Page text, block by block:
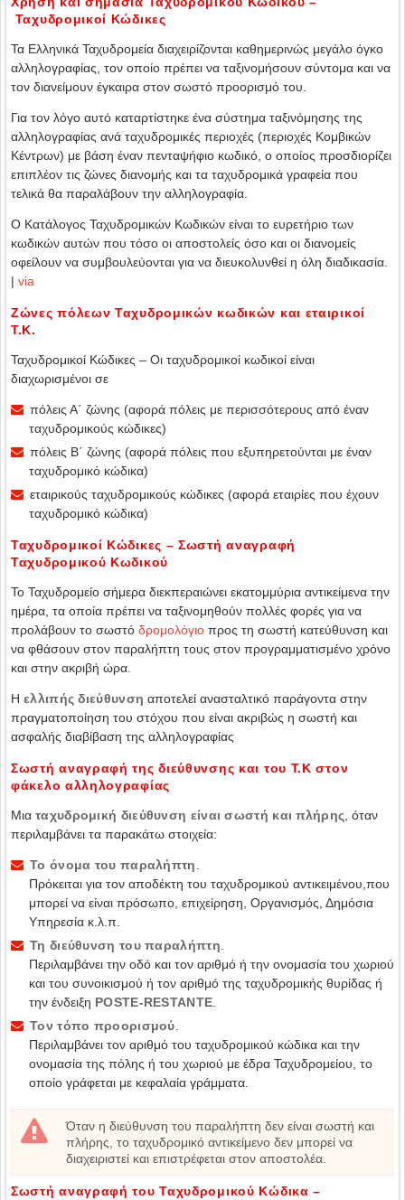
Ταχυδρομικοί Κώδικες
Τα Ελληνικά Ταχυδρομεία διαχειρίζονται καθημερινώς μεγάλο όγκο
αλληλογραφίας, τον οποίο πρέπει να ταξινομήσουν σύντομα και να
τον διανείμουν έγκαιρα στον σωστό προορισμό του.
Για τον λόγο αυτό καταρτίστηκε ένα σύστημα ταξινόμησης της
αλληλογραφίας ανά ταχυδρομικές περιοχές (περιοχές Κομβικών
Κέντρων) με βάση έναν πενταψήφιο κωδικό, ο οποίος προσδιορίζει
επιπλέον τις ζώνες διανομής και τα ταχυδρομικά γραφεία που
τελικά θα παραλάβουν την αλληλογραφία.
Ο Κατάλογος Ταχυδρομικών Κωδικών είναι το ευρετήριο των
κωδικών αυτών που τόσο οι αποστολείς όσο και οι διανομείς
οφείλουν να συμβουλεύονται για να διευκολυνθεί η όλη διαδικασία.
| via
Ζώνες πόλεων Ταχυδρομικών κωδικών και εταιρικοί
Τ.Κ.
Ταχυδρομικοί Κώδικες – Οι ταχυδρομικοί κωδικοί είναι
διαχωρισμένοι σε
πόλεις Α΄ ζώνης (αφορά πόλεις με περισσότερους από έναν
ταχυδρομικούς κώδικες)
πόλεις Β΄ ζώνης (αφορά πόλεις που εξυπηρετούνται με έναν
ταχυδρομικό κώδικα)
εταιρικούς ταχυδρομικούς κώδικες (αφορά εταιρίες που έχουν
ταχυδρομικό κώδικα)
Ταχυδρομικοί Κώδικες – Σωστή αναγραφή
Ταχυδρομικού Κωδικού
Το Ταχυδρομείο σήμερα διεκπεραιώνει εκατομμύρια αντικείμενα την
ημέρα, τα οποία πρέπει να ταξινομηθούν πολλές φορές για να
προλάβουν το σωστό δρομολόγιο προς τη σωστή κατεύθυνση και
να φθάσουν στον παραλήπτη τους στον προγραμματισμένο χρόνο
και στην ακριβή ώρα.
Η ελλιπής διεύθυνση αποτελεί ανασταλτικό παράγοντα στην
πραγματοποίηση του στόχου που είναι ακριβώς η σωστή και
ασφαλής διαβίβαση της αλληλογραφίας
Σωστή αναγραφή της διεύθυνσης και του Τ.Κ στον
φάκελο αλληλογραφίας
Μια ταχυδρομική διεύθυνση είναι σωστή και πλήρης , όταν
περιλαμβάνει τα παρακάτω στοιχεία:
Το όνομα του παραλήπτη
Πρόκειται για τον αποδέκτη του ταχυδρομικού αντικειμένου,που
μπορεί να είναι πρόσωπο, επιχείρηση, Οργανισμός, Δημόσια
Υπηρεσία κ.λ.π.
Τη διεύθυνση του παραλήπτη
Περιλαμβάνει την οδό και τον αριθμό ή την ονομασία του χωριού
και του συνοικισμού ή τον αριθμό της ταχυδρομικής θυρίδας ή
την ένδειξη ΡΟSΤE-RESΤΑNΤE
Τον τόπο προορισμού
Περιλαμβάνει τον αριθμό του ταχυδρομικού κώδικα και την
ονομασία της πόλης ή του χωριού με έδρα Ταχυδρομείου, το
οποίο γράφεται με κεφαλαία γράμματα.
Όταν η διεύθυνση του παραλήπτη δεν είναι σωστή και
πλήρης, το ταχυδρομικό αντικείμενο δεν μπορεί να
διαχειριστεί και επιστρέφεται στον αποστολέα.
Σωστή αναγραφή του Ταχυδρομικού Κώδικα –